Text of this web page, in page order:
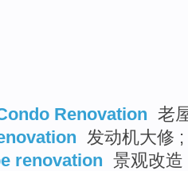
Renovation 老
发动机大修
renovation 景观改